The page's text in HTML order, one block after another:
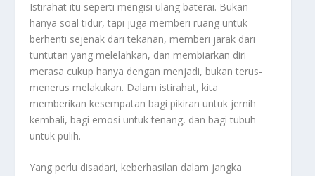
Istirahat itu seperti mengisi ulang baterai. Bukan
hanya soal tidur, tapi juga memberi ruang untuk
berhenti sejenak dari tekanan, memberi jarak dari
tuntutan yang melelahkan, dan membiarkan diri
merasa cukup hanya dengan menjadi, bukan terus-
menerus melakukan. Dalam istirahat, kita
memberikan kesempatan bagi pikiran untuk jernih
kembali, bagi emosi untuk tenang, dan bagi tubuh
untuk pulih.
Yang perlu disadari, keberhasilan dalam jangka